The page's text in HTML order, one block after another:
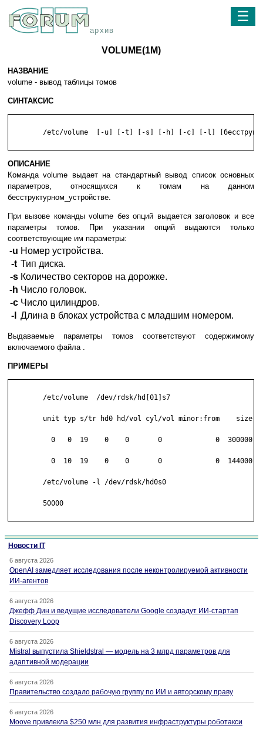
архив
☰
VOLUME(1M)
НАЗВАНИЕ
volume - вывод таблицы томов
СИНТАКСИС
ОПИСАНИЕ
Команда volume выдает на стандартный вывод список основных
параметров, относящихся к томам на данном
бесструктурном_устройстве.
При вызове команды volume без опций выдается заголовок и все
параметры томов. При указании опций выдаются только
соответствующие им параметры:
-u Номер устройства.
-t Тип диска.
-s Количество секторов на дорожке.
-h Число головок.
-c Число цилиндров.
-l
Длина в блоках устройства с младшим номером.
Выдаваемые параметры томов соответствуют содержимому
включаемого файла .
ПРИМЕРЫ
Новости IT
6 августа 2026
OpenAI замедляет исследования после неконтролируемой активности
ИИ-агентов
6 августа 2026
Джефф Дин и ведущие исследователи Google создадут ИИ-стартап
Discovery Loop
6 августа 2026
Mistral выпустила Shieldstral — модель на 3 млрд параметров для
адаптивной модерации
6 августа 2026
Правительство создало рабочую группу по ИИ и авторскому праву
6 августа 2026
Moove привлекла $250 млн для развития инфраструктуры роботакси